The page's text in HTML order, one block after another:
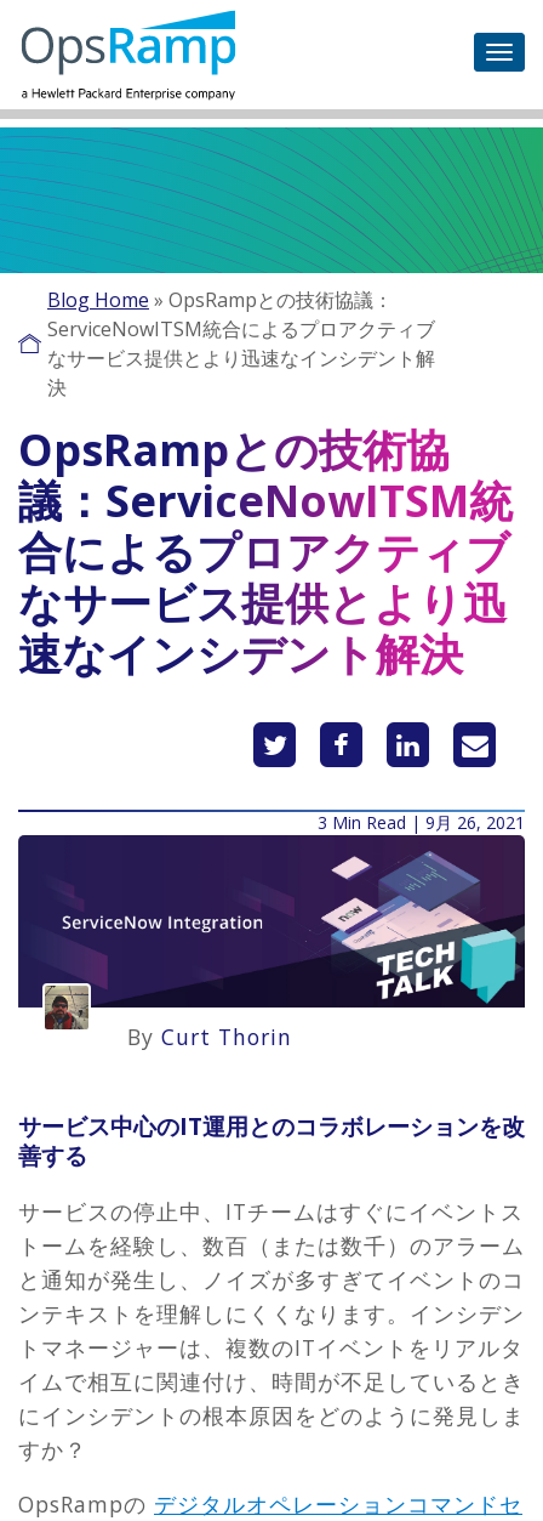
Blog Home » OpsRampとの技術協議：
ServiceNowITSM統合によるプロアクティブ
なサービス提供とより迅速なインシデント解
決
OpsRampとの技術協
議：ServiceNowITSM統
合によるプロアクティブ
なサービス提供とより迅
速なインシデント解決
3 Min Read | 9月 26, 2021
By Curt Thorin
サービス中心のIT運用とのコラボレーションを改
善する
サービスの停止中、ITチームはすぐにイベントス
トームを経験し、数百（または数千）のアラーム
と通知が発生し、ノイズが多すぎてイベントのコ
ンテキストを理解しにくくなります。インシデン
トマネージャーは、複数のITイベントをリアルタ
イムで相互に関連付け、時間が不足しているとき
にインシデントの根本原因をどのように発見しま
すか？
OpsRampの デジタルオペレーションコマンドセ